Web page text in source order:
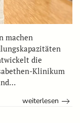
machen
die
Klinikum
weiterlesen